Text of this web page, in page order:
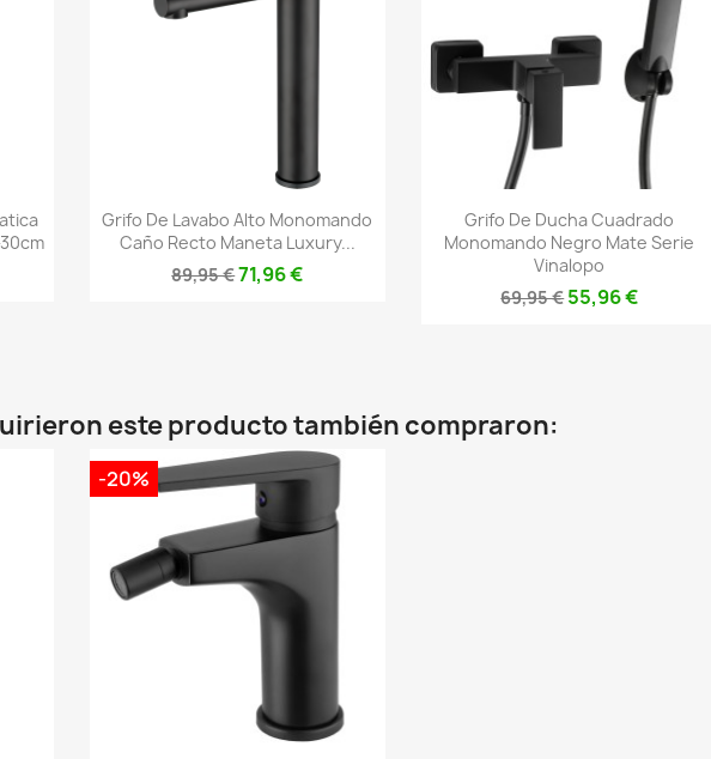
Vista rápida
Grifo De Lavabo Alto Monomando
Caño Recto Maneta Luxury...
89,95 €71,96 €
Vista rápida
Grifo De Ducha Cuadrado
Monomando Negro Mate Serie
Vinalopo
69,95 €55,96 €
este producto también compraron:
-20%